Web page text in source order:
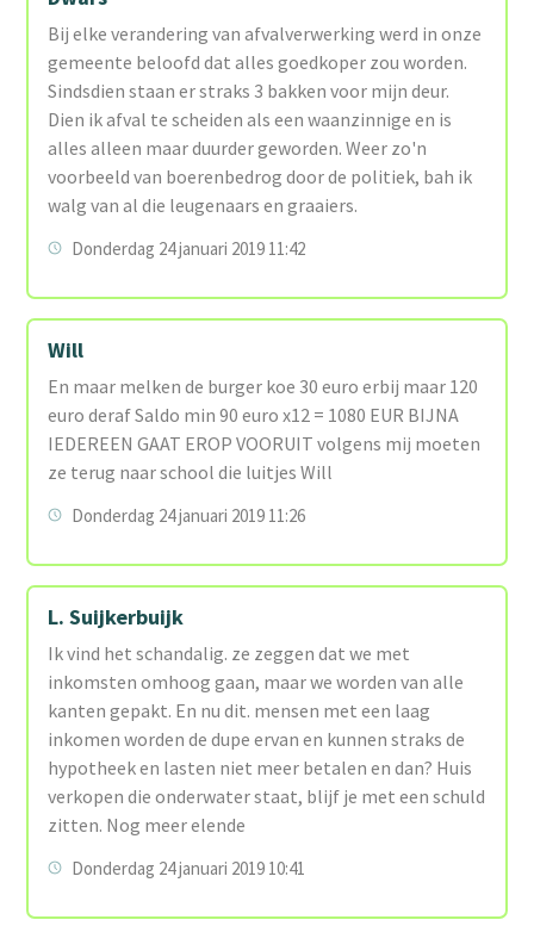
Bij elke verandering van afvalverwerking werd in onze
gemeente beloofd dat alles goedkoper zou worden.
Sindsdien staan er straks 3 bakken voor mijn deur.
Dien ik afval te scheiden als een waanzinnige en is
alles alleen maar duurder geworden. Weer zo'n
voorbeeld van boerenbedrog door de politiek, bah ik
walg van al die leugenaars en graaiers.
Donderdag 24 januari 2019 11:42
Will
En maar melken de burger koe 30 euro erbij maar 120
euro deraf Saldo min 90 euro x12 = 1080 EUR BIJNA
IEDEREEN GAAT EROP VOORUIT volgens mij moeten
ze terug naar school die luitjes Will
Donderdag 24 januari 2019 11:26
L. Suijkerbuijk
Ik vind het schandalig. ze zeggen dat we met
inkomsten omhoog gaan, maar we worden van alle
kanten gepakt. En nu dit. mensen met een laag
inkomen worden de dupe ervan en kunnen straks de
hypotheek en lasten niet meer betalen en dan? Huis
verkopen die onderwater staat, blijf je met een schuld
zitten. Nog meer elende
Donderdag 24 januari 2019 10:41